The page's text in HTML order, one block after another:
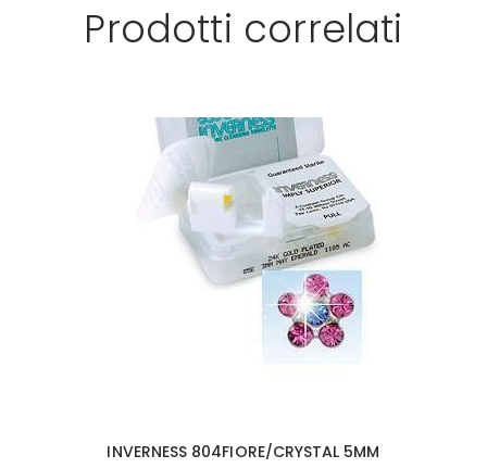
Prodotti correlati
INVERNESS 804FIORE/CRYSTAL 5MM